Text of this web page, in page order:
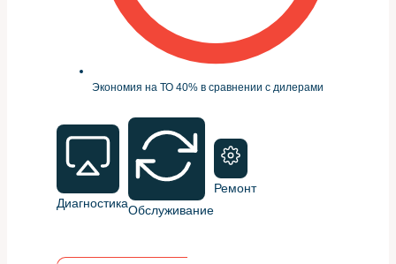
Экономия на ТО 40% в сравнении с дилерами
ДиагностикаОбслуживание
Ремонт